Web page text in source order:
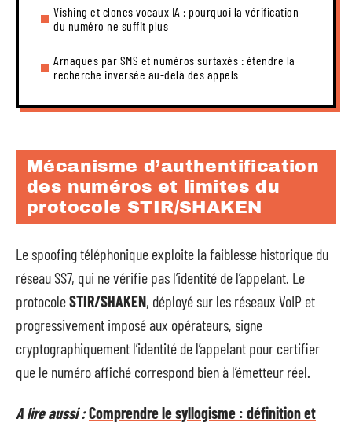
Vishing et clones vocaux IA : pourquoi la vérification
du numéro ne suffit plus
Arnaques par SMS et numéros surtaxés : étendre la
recherche inversée au-delà des appels
Mécanisme d’authentification
des numéros et limites du
protocole STIR/SHAKEN
Le spoofing téléphonique exploite la faiblesse historique du
réseau SS7, qui ne vérifie pas l’identité de l’appelant. Le
protocoleSTIR/SHAKEN, déployé sur les réseaux VoIP et
progressivement imposé aux opérateurs, signe
cryptographiquement l’identité de l’appelant pour certifier
que le numéro affiché correspond bien à l’émetteur réel.
A lire aussi :Comprendre le syllogisme : définition et